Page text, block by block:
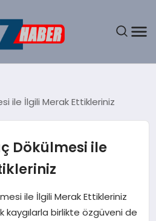
ile İlgili Merak Ettikleriniz
Dökülmesi ile
ile İlgili Merak Ettikleriniz
kaygılarla birlikte özgüveni de